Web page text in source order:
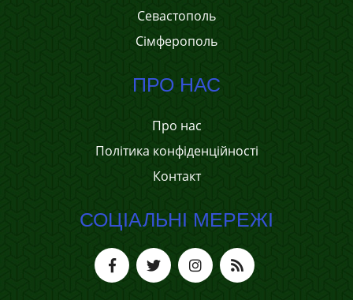
Севастополь
Сімферополь
ПРО НАС
Про нас
Політика конфіденційності
Контакт
СОЦІАЛЬНІ МЕРЕЖІ